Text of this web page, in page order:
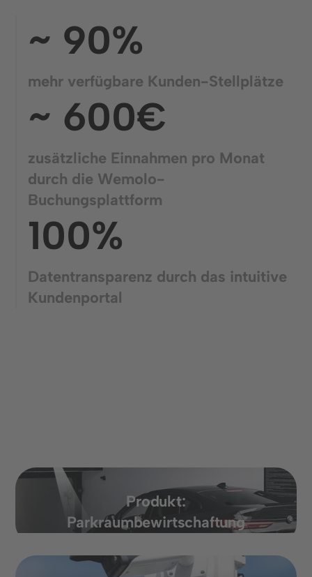
~ 90%
mehr verfügbare Kunden-Stellplätze
~ 600€
zusätzliche Einnahmen pro Monat
durch die Wemolo-
Buchungsplattform
100%
Datentransparenz durch das intuitive
Kundenportal
Produkt:
Parkraumbewirtschaftung